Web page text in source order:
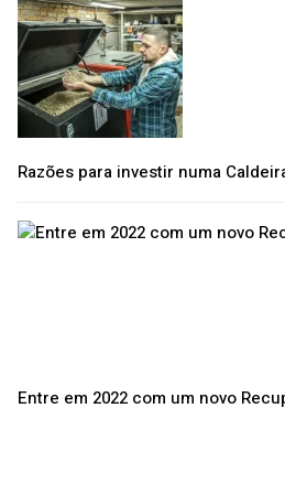
Razões para investir numa
Entre em 2022 com um novo